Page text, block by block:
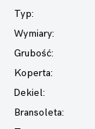
Typ:
Wymiary:
Grubość:
Koperta:
Dekiel:
Bransoleta: